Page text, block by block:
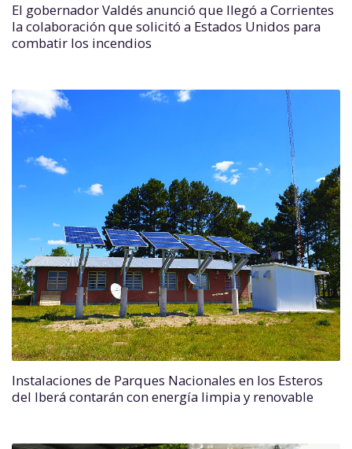
El gobernador Valdés anunció que llegó a Corrientes
la colaboración que solicitó a Estados Unidos para
combatir los incendios
Instalaciones de Parques Nacionales en los Esteros
del Iberá contarán con energía limpia y renovable